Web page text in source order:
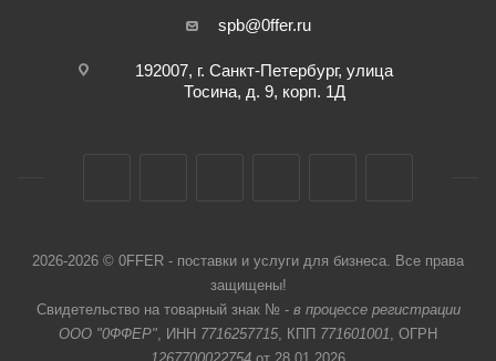
spb@0ffer.ru
192007, г. Санкт-Петербург, улица
Тосина, д. 9, корп. 1Д
2026-2026 © 0FFER - поставки и услуги для бизнеса. Все права
защищены!
Свидетельство на товарный знак № - в процессе регистрации
ООО "0ФФЕР", ИНН 7716257715, КПП 771601001, ОГРН